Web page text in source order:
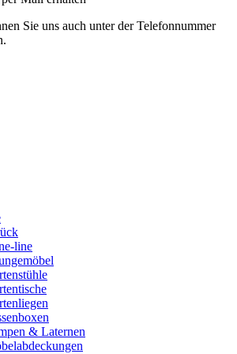
Sie uns auch unter der Telefonnummer
line
& Laternen